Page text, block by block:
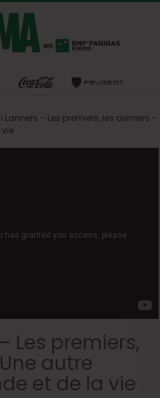
Lanners – Les premiers, les derniers –
Les premiers,
autre
et de la vie